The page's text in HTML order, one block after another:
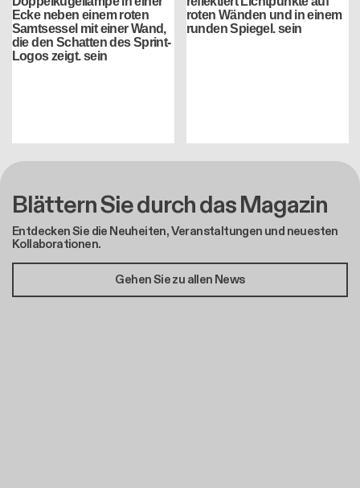
Blättern Sie durch das Magazin
Entdecken Sie die Neuheiten, Veranstaltungen und neuesten
Kollaborationen.
Gehen Sie zu allen News